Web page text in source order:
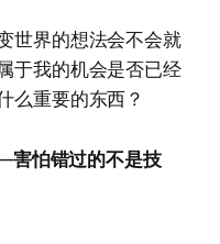
世界的想法会不会就
于我的机会是否已经
么重要的东西？
害怕错过的不是技